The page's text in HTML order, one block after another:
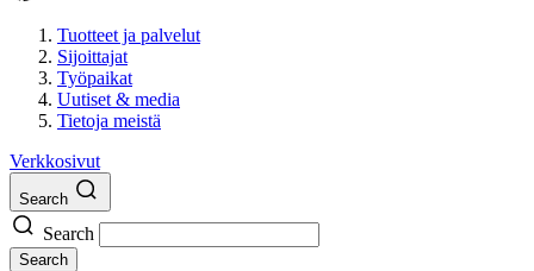
Tuotteet ja palvelut
Sijoittajat
Työpaikat
Uutiset & media
Tietoja meistä
Verkkosivut
Search
Search
Search